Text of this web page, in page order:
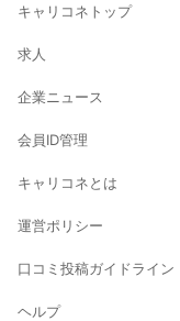
キャリコネトップ
求人
企業ニュース
会員ID管理
キャリコネとは
運営ポリシー
口コミ投稿ガイドライン
ヘルプ